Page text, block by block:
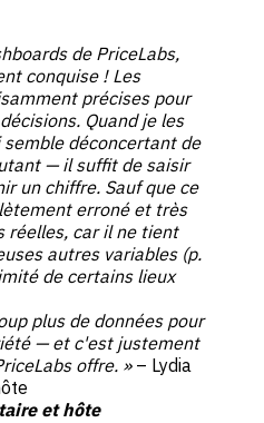
de PriceLabs,
conquise ! Les
précises pour
Quand je les
semble déconcertant de
— il suffit de saisir
un chiffre. Sauf que ce
erroné et très
réelles, car il ne tient
autres variables (p.
de certains lieux
plus de données pour
— et c'est justement
offre. »– Lydia
et hôte